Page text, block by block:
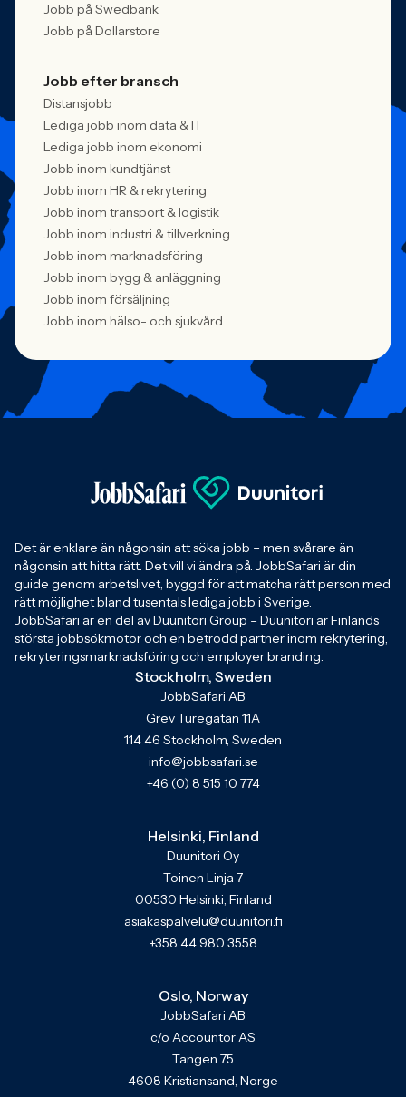
Jobb på Swedbank
Jobb på Dollarstore
Jobb efter bransch
Distansjobb
Lediga jobb inom data & IT
Lediga jobb inom ekonomi
Jobb inom kundtjänst
Jobb inom HR & rekrytering
Jobb inom transport & logistik
Jobb inom industri & tillverkning
Jobb inom marknadsföring
Jobb inom bygg & anläggning
Jobb inom försäljning
Jobb inom hälso- och sjukvård
Det är enklare än någonsin att söka jobb – men svårare än
någonsin att hitta rätt. Det vill vi ändra på. JobbSafari är din
guide genom arbetslivet, byggd för att matcha rätt person med
rätt möjlighet bland tusentals lediga jobb i Sverige.
JobbSafari är en del av Duunitori Group – Duunitori är Finlands
största jobbsökmotor och en betrodd partner inom rekrytering,
rekryteringsmarknadsföring och employer branding.
Stockholm, Sweden
JobbSafari AB
Grev Turegatan 11A
114 46 Stockholm, Sweden
info@jobbsafari.se
+46 (0) 8 515 10 774
Helsinki, Finland
Duunitori Oy
Toinen Linja 7
00530 Helsinki, Finland
asiakaspalvelu@duunitori.fi
+358 44 980 3558
Oslo, Norway
JobbSafari AB
c/o Accountor AS
Tangen 75
4608 Kristiansand, Norge